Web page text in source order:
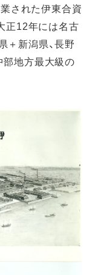
された伊東合資
正12年には名古
＋新潟県、長野
部地方最大級の